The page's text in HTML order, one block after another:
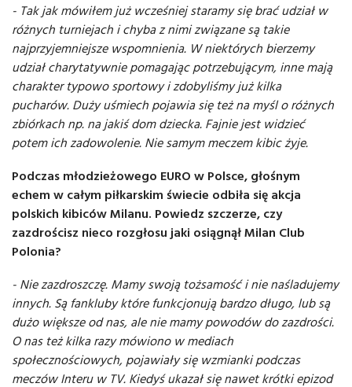
- Tak jak mówiłem już wcześniej staramy się brać udział w
różnych turniejach i chyba z nimi związane są takie
najprzyjemniejsze wspomnienia. W niektórych bierzemy
udział charytatywnie pomagając potrzebującym, inne mają
charakter typowo sportowy i zdobyliśmy już kilka
pucharów. Duży uśmiech pojawia się też na myśl o różnych
zbiórkach np. na jakiś dom dziecka. Fajnie jest widzieć
potem ich zadowolenie. Nie samym meczem kibic żyje.
Podczas młodzieżowego EURO w Polsce, głośnym
echem w całym piłkarskim świecie odbiła się akcja
polskich kibiców Milanu. Powiedz szczerze, czy
zazdrościsz nieco rozgłosu jaki osiągnął Milan Club
Polonia?
- Nie zazdroszczę. Mamy swoją tożsamość i nie naśladujemy
innych. Są fankluby które funkcjonują bardzo długo, lub są
dużo większe od nas, ale nie mamy powodów do zazdrości.
O nas też kilka razy mówiono w mediach
społecznościowych, pojawiały się wzmianki podczas
meczów Interu w TV. Kiedyś ukazał się nawet krótki epizod